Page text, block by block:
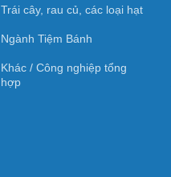
Trái cây, rau củ, các loại hạt
Ngành Tiệm Bánh
Khác / Công nghiệp tổng
hợp